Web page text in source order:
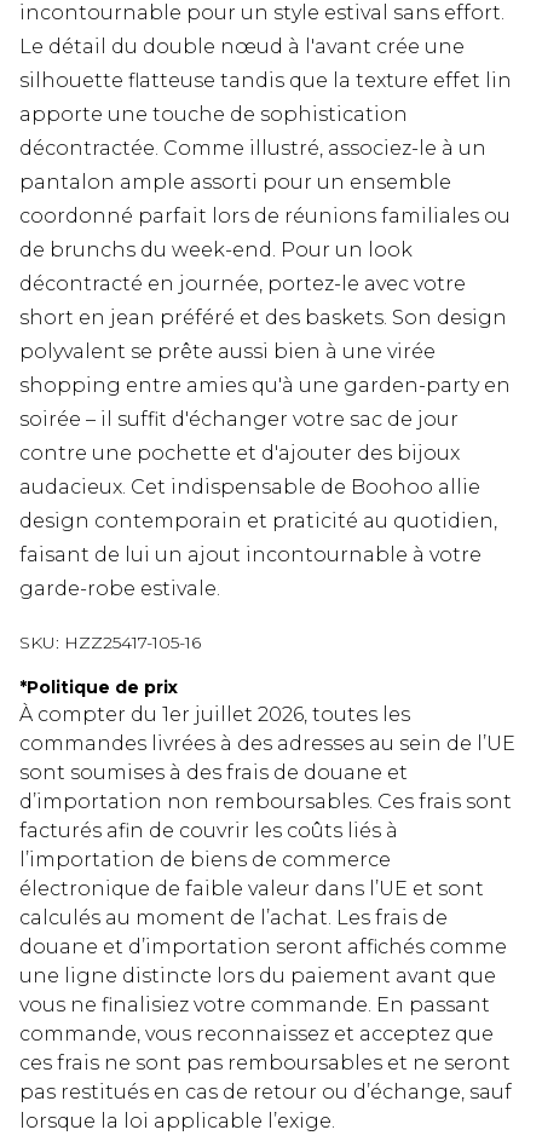
incontournable pour un style estival sans effort.
Le détail du double nœud à l'avant crée une
silhouette flatteuse tandis que la texture effet lin
apporte une touche de sophistication
décontractée. Comme illustré, associez-le à un
pantalon ample assorti pour un ensemble
coordonné parfait lors de réunions familiales ou
de brunchs du week-end. Pour un look
décontracté en journée, portez-le avec votre
short en jean préféré et des baskets. Son design
polyvalent se prête aussi bien à une virée
shopping entre amies qu'à une garden-party en
soirée – il suffit d'échanger votre sac de jour
contre une pochette et d'ajouter des bijoux
audacieux. Cet indispensable de Boohoo allie
design contemporain et praticité au quotidien,
faisant de lui un ajout incontournable à votre
garde-robe estivale.
SKU: HZZ25417-105-16
*Politique de prix
À compter du 1er juillet 2026, toutes les
commandes livrées à des adresses au sein de l’UE
sont soumises à des frais de douane et
d’importation non remboursables. Ces frais sont
facturés afin de couvrir les coûts liés à
l’importation de biens de commerce
électronique de faible valeur dans l’UE et sont
calculés au moment de l’achat. Les frais de
douane et d’importation seront affichés comme
une ligne distincte lors du paiement avant que
vous ne finalisiez votre commande. En passant
commande, vous reconnaissez et acceptez que
ces frais ne sont pas remboursables et ne seront
pas restitués en cas de retour ou d’échange, sauf
lorsque la loi applicable l’exige.